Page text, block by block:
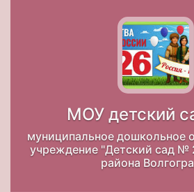
МОУ детский
муниципальное дошкольное
учреждение "Детский сад №
района